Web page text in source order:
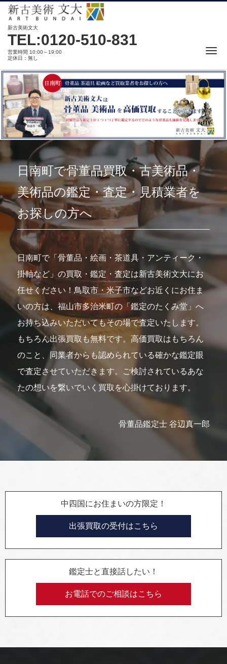
新古美術文大
TEL:0120-510-831
営業時間 10:00～19:00
定休日：無し
日南町で骨董品買取・古美術品・
美術品の鑑定・査定・見積業者を
お探しの方へ
日南町で「骨董品・絵画・茶道具・アンティーク・
掛軸など」の買取・鑑定・査定は新古美術文大にお
任せください！鳥取市・米子市などお近くにお住ま
いの方は、福山市多治米町の「鑑定のたくみ堂」へ
お持ち込みいただいてもその場で査定いたします。
もちろん出張買取も無料です。高価買取はもちろん
のこと、同業者からも認められている確かな鑑定眼
で査定させていただきます。ご検討されているあな
たの想いを繋いでいく買取を心掛けております。
骨董品鑑定士 谷辺真一郎
中四国にお住まいの方限定！
出張買取の受付はこちら
鑑定士と直接話したい！
お電話でのご相談はこちら